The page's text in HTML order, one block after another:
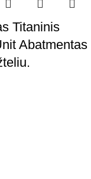
Titaninis
Abatmentas